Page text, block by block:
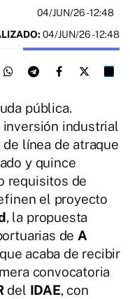
04/JUN/26- 12:48
04/JUN/26 - 12:48
pública.
industrial
línea de atraque
y quince
requisitos de
el proyecto
, la propuesta
de A
que acaba de recibir
convocatoria
del IDAE, con